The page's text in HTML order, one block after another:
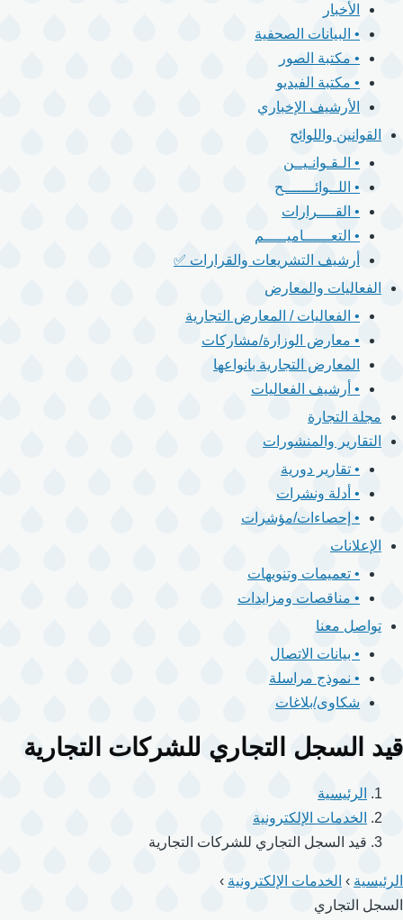
الأخبار
• البيانات الصحفية
• مكتبة الصور
• مكتبة الفيديو
الأرشيف الإخباري
القوانين واللوائح
• الـقـوانـيــن
• اللــوائـــــــح
• القــــرارات
• التعــــــاميـــــم
أرشيف التشريعات والقرارات ✅
الفعاليات والمعارض
• الفعاليات / المعارض التجارية
• معارض الوزارة/مشاركات
المعارض التجارية بانواعها
• أرشيف الفعاليات
مجلة التجارة
التقارير والمنشورات
• تقارير دورية
• أدلة ونشرات
• إحصاءات/مؤشرات
الإعلانات
• تعميمات وتنويهات
• مناقصات ومزايدات
تواصل معنا
• بيانات الاتصال
• نموذج مراسلة
شكاوى/بلاغات
قيد السجل التجاري للشركات التجارية
الرئيسية
الخدمات الإلكترونية
قيد السجل التجاري للشركات التجارية
الرئيسية › الخدمات الإلكترونية ›
السجل التجاري